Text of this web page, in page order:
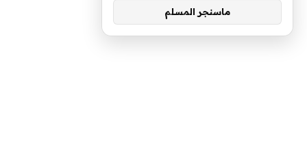
ماسنجر المسلم